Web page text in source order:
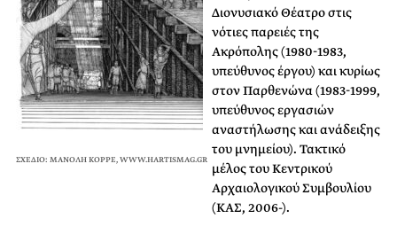
ΣΧΕΔΙΟ: ΜΑΝΟΛΗ ΚΟΡΡΕ, WWW.HARTISMAG.GR
Διονυσιακό Θέατρο στις
νότιες παρειές της
Ακρόπολης (1980-1983,
υπεύθυνος έργου) και κυρίως
στον Παρθενώνα (1983-1999,
υπεύθυνος εργασιών
αναστήλωσης και ανάδειξης
του μνημείου). Τακτικό
μέλος του Κεντρικού
Αρχαιολογικού Συμβουλίου
(ΚΑΣ, 2006-).